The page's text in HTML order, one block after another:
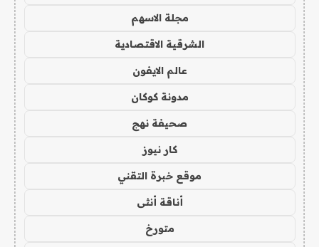
مجلة الاسهم
الشرقية الاقتصادية
عالم الايفون
مدونة كوكان
صحيفة نهج
كار نيوز
موقع خبرة التقني
أناقة أنثى
متورخ